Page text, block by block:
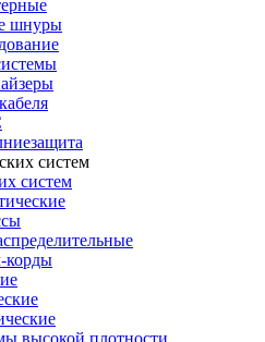
шнуры
систем
корды
высокой плотности